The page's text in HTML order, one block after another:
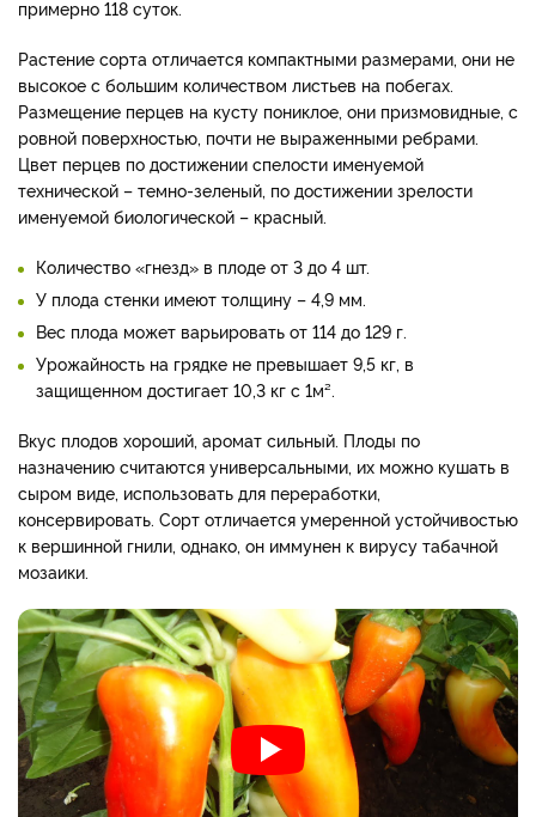
примерно 118 суток.
Растение сорта отличается компактными размерами, они не
высокое с большим количеством листьев на побегах.
Размещение перцев на кусту пониклое, они призмовидные, с
ровной поверхностью, почти не выраженными ребрами.
Цвет перцев по достижении спелости именуемой
технической – темно-зеленый, по достижении зрелости
именуемой биологической – красный.
Количество «гнезд» в плоде от 3 до 4 шт.
У плода стенки имеют толщину – 4,9 мм.
Вес плода может варьировать от 114 до 129 г.
Урожайность на грядке не превышает 9,5 кг, в
защищенном достигает 10,3 кг с 1м².
Вкус плодов хороший, аромат сильный. Плоды по
назначению считаются универсальными, их можно кушать в
сыром виде, использовать для переработки,
консервировать. Сорт отличается умеренной устойчивостью
к вершинной гнили, однако, он иммунен к вирусу табачной
мозаики.